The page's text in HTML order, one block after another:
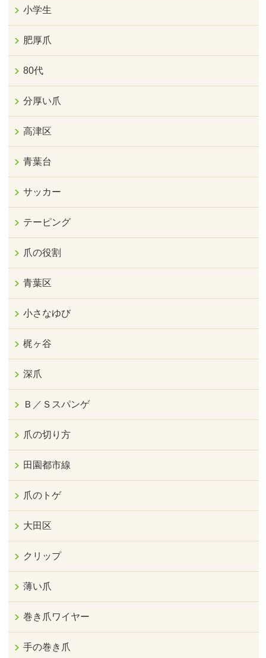
小学生
肥厚爪
80代
分厚い爪
高津区
青葉台
サッカー
テーピング
爪の役割
青葉区
小さなゆび
梶ヶ谷
深爪
Ｂ／Ｓスパンゲ
爪の切り方
田園都市線
爪のトゲ
大田区
クリップ
薄い爪
巻き爪ワイヤー
手の巻き爪